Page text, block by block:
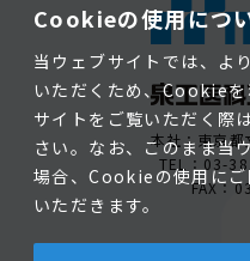
Cookieの使用につ
当ウェブサイトでは、よ
いただくため、Cookie
サイトをご覧いただく際
さい。なお、このまま当
場合、Cookieの使用にご
いただきます。
本社：東京
TEL：03-
FAX：
個人